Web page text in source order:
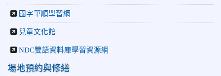
國字筆順學習網
兒童文化館
NDC雙語資料庫學習資源網
場地預約與修繕